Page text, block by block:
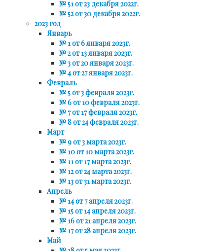
№ 51 от 23 декабря 2022г.
№ 52 от 30 декабря 2022г.
2023 год
Январь
№ 1 от 6 января 2023г.
№ 2 от 13 января 2023г.
№ 3 от 20 января 2023г.
№ 4 от 27 января 2023г.
Февраль
№ 5 от 3 февраля 2023г.
№ 6 от 10 февраля 2023г.
№ 7 от 17 февраля 2023г.
№ 8 от 24 февраля 2023г.
Март
№ 9 от 3 марта 2023г.
№ 10 от 10 марта 2023г.
№ 11 от 17 марта 2023г.
№ 12 от 24 марта 2023г.
№ 13 от 31 марта 2023г.
Апрель
№ 14 от 7 апреля 2023г.
№ 15 от 14 апреля 2023г.
№ 16 от 21 апреля 2023г.
№ 17 от 28 апреля 2023г.
Май